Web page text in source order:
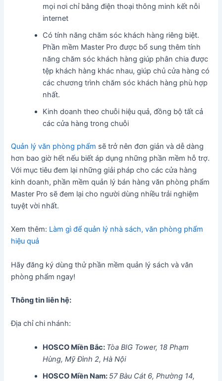
mọi nơi chỉ bằng điện thoại thông minh kết nỗi
internet
Có tính năng chăm sóc khách hàng riêng biệt.
Phần mềm Master Pro được bổ sung thêm tính
năng chăm sóc khách hàng giúp phân chia được
tệp khách hàng khác nhau, giúp chủ cửa hàng có
các chương trình chăm sóc khách hàng phù hợp
nhất.
Kinh doanh theo chuỗi hiệu quả, đồng bộ tất cả
các cửa hàng trong chuỗi
Quản lý văn phòng phẩm sẽ trở nên đơn giản và dễ dàng
hơn bao giờ hết nếu biết áp dụng những phần mềm hỗ trợ.
Với mục tiêu đem lại những giải pháp cho các cửa hàng
kinh doanh, phần mềm quản lý bán hàng văn phòng phẩm
Master Pro sẽ đem lại cho người dùng nhiều trải nghiệm
tuyệt vời nhất.
Xem thêm: Làm gì để quản lý nhà sách, văn phòng phẩm
hiệu quả
Hãy đăng ký dùng thử phần mềm quản lý sách và văn
phòng phẩm ngay!
Thông tin liên hệ:
Địa chỉ chi nhánh:
HOSCO Miền Bắc: Tòa BIG Tower, 18 Phạm
Hùng, Mỹ Đình 2, Hà Nội
HOSCO Miền Nam: 57 Bàu Cát 6, Phường 14,